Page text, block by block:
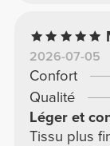
2026-07-05
Confort
Qualité
Léger et
Tissu plus